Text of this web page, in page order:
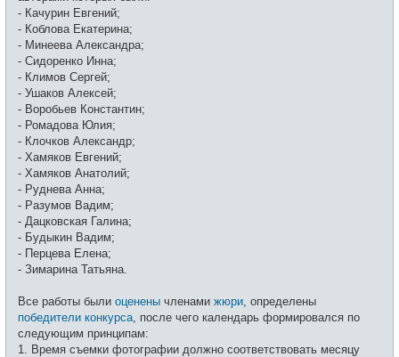
- Качурин Евгений;
- Коблова Екатерина;
- Минеева Александра;
- Сидоренко Инна;
- Климов Сергей;
- Ушаков Алексей;
- Воробьев Константин;
- Ромадова Юлия;
- Клочков Александр;
- Хамяков Евгений;
- Хамяков Анатолий;
- Руднева Анна;
- Разумов Вадим;
- Дацковская Галина;
- Будыкин Вадим;
- Перцева Елена;
- Зимарина Татьяна.
Все работы были оценены членами жюри , определены
победители конкурса , после чего календарь формировался по
следующим принципам:
1. Время съемки фотографии должно соответствовать месяцу